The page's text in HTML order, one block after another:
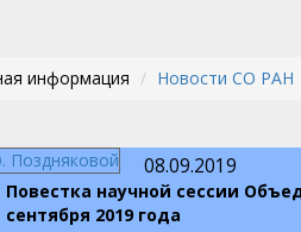
информация Новости СО РАН
08.09.2019
Повестка научной сессии
сентября 2019 года